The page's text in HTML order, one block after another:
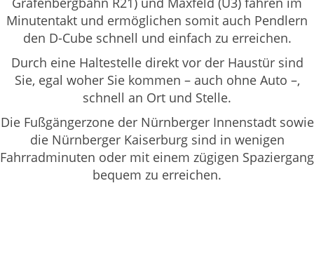
Minutentakt und ermöglichen somit auch Pendlern
den D-Cube schnell und einfach zu erreichen.
Durch eine Haltestelle direkt vor der Haustür sind
Sie, egal woher Sie kommen – auch ohne Auto –,
schnell an Ort und Stelle.
Die Fußgängerzone der Nürnberger Innenstadt sowie
die Nürnberger Kaiserburg sind in wenigen
Fahrradminuten oder mit einem zügigen Spaziergang
bequem zu erreichen.